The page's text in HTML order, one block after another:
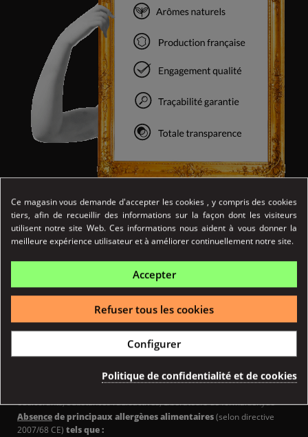
pas de nicotine contenue
6 mg: dosage très léger en nicotine
12 mg
dosage léger en nicotine
Composition :
PG<60% / VG<40%
Propylène glycol et/ou de la glycérine végétale, de
(Pharmacopée Européenne)
Arômesexclusivement naturels
Nicotine liquide pure, de qualité USP
de substances indésirables telles que :
(maïs, soja…) ou issus d’OGM, Substances CMR 1 et 2 (cancerogènes,
édulcorants, Substances radioactives, Libérateurs de formaldéhyde
Absencede principaux allergènes alimentaires(selon directive
2007/68 CE) tels que :
Ce magasin vous demande d'accepter les cookies , y compris des cookies
tiers, afin de recueillir des informations sur la façon dont les visiteurs
utilisent notre site Web. Ces informations nous aident à vous donner la
meilleure expérience utilisateur et à améliorer continuellement notre site.
Accepter
Refuser tous les cookies
Configurer
Politique de confidentialité et de cookies